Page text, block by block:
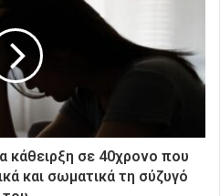
κάθειρξη σε 40χρονο που
και σωματικά τη σύζυγό